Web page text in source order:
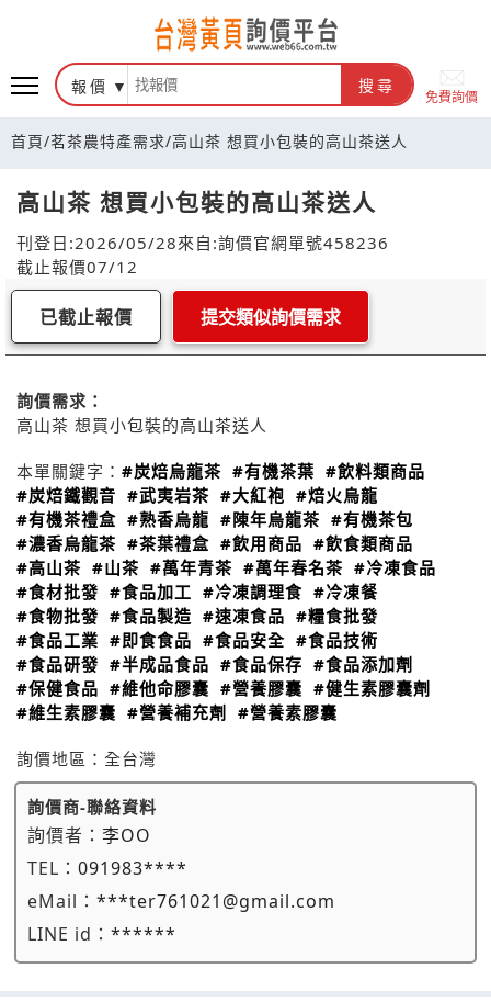
報價 搜尋
免費詢價
首頁/茗茶農特產需求/高山茶 想買小包裝的高山茶送人
高山茶 想買小包裝的高山茶送人
刊登日:2026/05/28來自:詢價官網單號458236
截止報價07/12
已截止報價 提交類似詢價需求
詢價需求：
高山茶 想買小包裝的高山茶送人
本單關鍵字： #炭焙烏龍茶 #有機茶葉 #飲料類商品
#炭焙鐵觀音 #武夷岩茶 #大紅袍 #焙火烏龍
#有機茶禮盒 #熟香烏龍 #陳年烏龍茶 #有機茶包
#濃香烏龍茶 #茶葉禮盒 #飲用商品 #飲食類商品
#高山茶 #山茶 #萬年青茶 #萬年春名茶 #冷凍食品
#食材批發 #食品加工 #冷凍調理食 #冷凍餐
#食物批發 #食品製造 #速凍食品 #糧食批發
#食品工業 #即食食品 #食品安全 #食品技術
#食品研發 #半成品食品 #食品保存 #食品添加劑
#保健食品 #維他命膠囊 #營養膠囊 #健生素膠囊劑
#維生素膠囊 #營養補充劑 #營養素膠囊
詢價地區： 全台灣
詢價商-聯絡資料
詢價者： 李OO
TEL： 091983****
eMail： ***ter761021@gmail.com
LINE id： ******